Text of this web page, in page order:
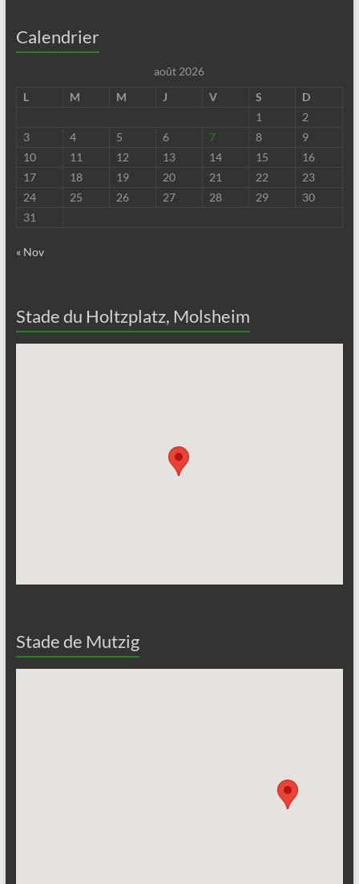
Calendrier
août 2026
L
M M J V S
D
1
2
3
4 5 6 7 8
9
10
11 12 13 14 15
16
17
18 19 20 21 22
23
24
25 26 27 28 29
30
31
« Nov
Stade du Holtzplatz, Molsheim
Stade de Mutzig